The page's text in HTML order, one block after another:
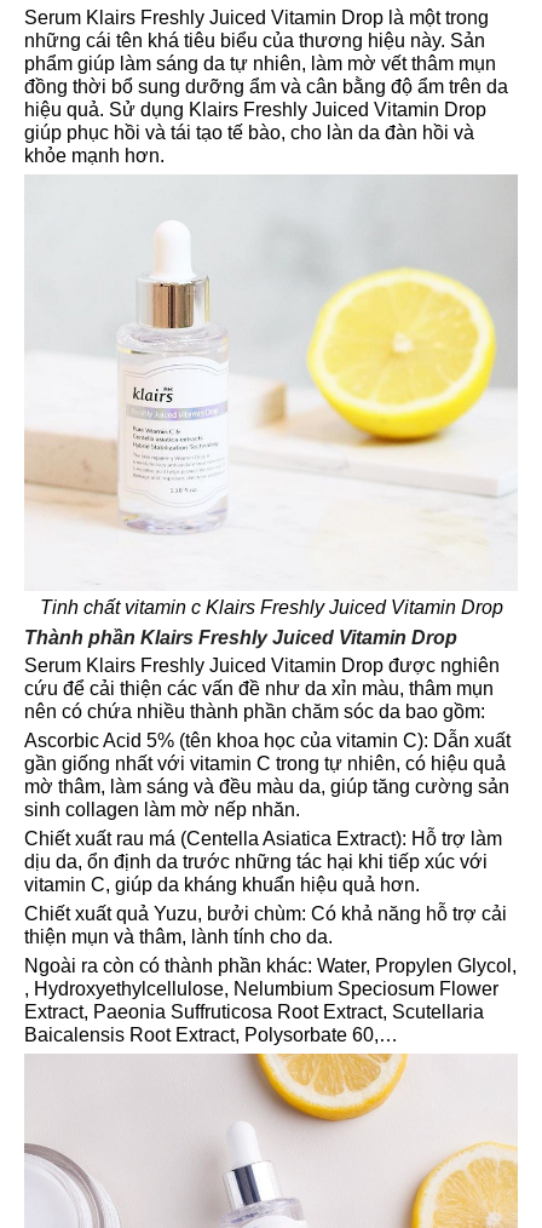
Serum Klairs Freshly Juiced Vitamin Drop là một trong
những cái tên khá tiêu biểu của thương hiệu này. Sản
phẩm giúp làm sáng da tự nhiên, làm mờ vết thâm mụn
đồng thời bổ sung dưỡng ẩm và cân bằng độ ẩm trên da
hiệu quả. Sử dụng Klairs Freshly Juiced Vitamin Drop
giúp phục hồi và tái tạo tế bào, cho làn da đàn hồi và
khỏe mạnh hơn.
Tinh chất vitamin c Klairs Freshly Juiced Vitamin Drop
Thành phần Klairs Freshly Juiced Vitamin Drop
Serum Klairs Freshly Juiced Vitamin Drop được nghiên
cứu để cải thiện các vấn đề như da xỉn màu, thâm mụn
nên có chứa nhiều thành phần chăm sóc da bao gồm:
Ascorbic Acid 5% (tên khoa học của vitamin C): Dẫn xuất
gần giống nhất với vitamin C trong tự nhiên, có hiệu quả
mờ thâm, làm sáng và đều màu da, giúp tăng cường sản
sinh collagen làm mờ nếp nhăn.
Chiết xuất rau má (Centella Asiatica Extract): Hỗ trợ làm
dịu da, ổn định da trước những tác hại khi tiếp xúc với
vitamin C, giúp da kháng khuẩn hiệu quả hơn.
Chiết xuất quả Yuzu, bưởi chùm: Có khả năng hỗ trợ cải
thiện mụn và thâm, lành tính cho da.
Ngoài ra còn có thành phần khác: Water, Propylen Glycol,
, Hydroxyethylcellulose, Nelumbium Speciosum Flower
Extract, Paeonia Suffruticosa Root Extract, Scutellaria
Baicalensis Root Extract, Polysorbate 60,…